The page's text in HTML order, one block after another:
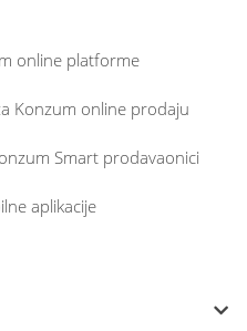
online platforme
Konzum online prodaju
Smart prodavaonici
aplikacije